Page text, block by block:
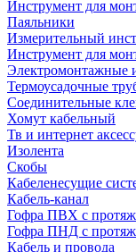
Инструмент для
Паяльники
Измерительный
Инструмент для
Электромонтажные
Термоусадочные
Соединительные
Хомут кабельный
Тв и интернет
Изолента
Скобы
Кабеленесущие
Кабель-канал
Гофра ПВХ с
Гофра ПНД с
Кабель и провода